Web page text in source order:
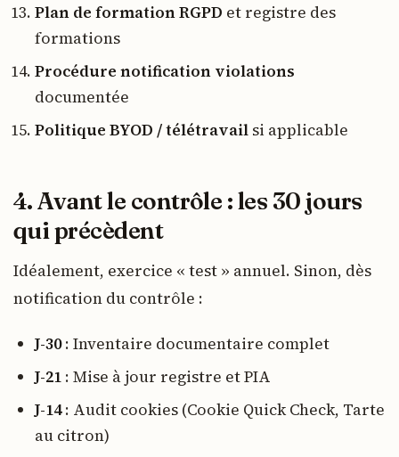
Plan de formation RGPD et registre des
formations
Procédure notification violations
documentée
Politique BYOD / télétravail si applicable
4. Avant le contrôle : les 30 jours
qui précèdent
Idéalement, exercice « test » annuel. Sinon, dès
notification du contrôle :
J-30: Inventaire documentaire complet
J-21 : Mise à jour registre et PIA
J-14: Audit cookies (Cookie Quick Check, Tarte
au citron)